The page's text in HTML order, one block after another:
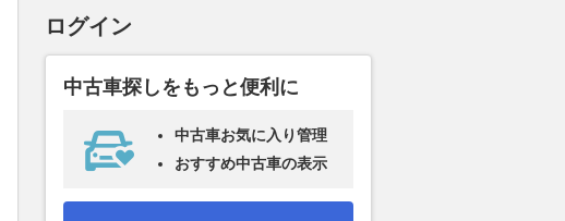
ログイン
中古車探しをもっと便利に
中古車お気に入り管理
おすすめ中古車の表示